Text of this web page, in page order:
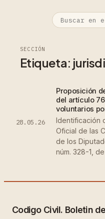
SECCIÓN
Etiqueta:
28.05.26
Proposición
del artículo
voluntarios
Identificación
Oficial de las
de los
núm. 328-1,
Codigo Civil. Boletin